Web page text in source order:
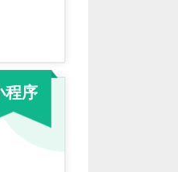
程序